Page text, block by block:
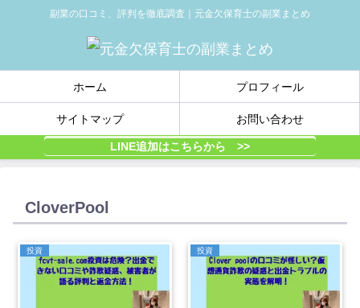
副業の口コミ、評判を徹底調査｜元金欠保育士の副業まとめ
ホーム プロフィール
サイトマップ お問い合わせ
LINE追加はこちらから >>
CloverPool
投資 投資